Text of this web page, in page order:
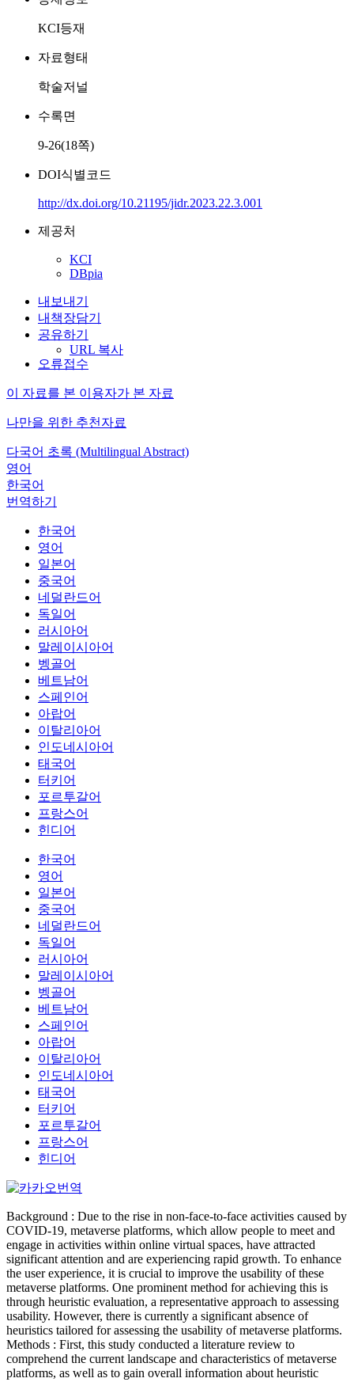
KCI등재
자료형태
학술저널
수록면
9-26(18쪽)
DOI식별코드
http://dx.doi.org/10.21195/jidr.2023.22.3.001
제공처
KCI
DBpia
내보내기
내책장담기
공유하기
URL 복사
오류접수
이 자료를 본 이용자가 본 자료
나만을 위한 추천자료
다국어 초록 (Multilingual Abstract)
영어
한국어
번역하기
한국어
영어
일본어
중국어
네덜란드어
독일어
러시아어
말레이시아어
벵골어
베트남어
스페인어
아랍어
이탈리아어
인도네시아어
태국어
터키어
포르투갈어
프랑스어
힌디어
한국어
영어
일본어
중국어
네덜란드어
독일어
러시아어
말레이시아어
벵골어
베트남어
스페인어
아랍어
이탈리아어
인도네시아어
태국어
터키어
포르투갈어
프랑스어
힌디어
Background : Due to the rise in non-face-to-face activities caused by
COVID-19, metaverse platforms, which allow people to meet and
engage in activities within online virtual spaces, have attracted
significant attention and are experiencing rapid growth. To enhance
the user experience, it is crucial to improve the usability of these
metaverse platforms. One prominent method for achieving this is
through heuristic evaluation, a representative approach to assessing
usability. However, there is currently a significant absence of
heuristics tailored for assessing the usability of metaverse platforms.
Methods : First, this study conducted a literature review to
comprehend the current landscape and characteristics of metaverse
platforms, as well as to gain overall information about heuristic